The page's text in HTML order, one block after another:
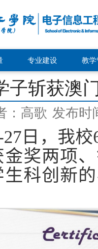
专业建设 教学
子斩获澳
：高歌 发布时
日，我校
奖两项
科创新